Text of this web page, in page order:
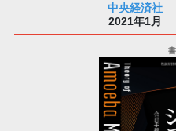
中央経済社
2021年1月